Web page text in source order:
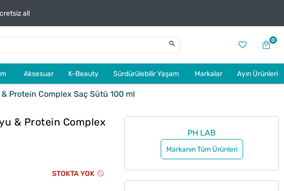
al!
0
Aksesuar K-Beauty Sürdürülebilir Yaşam Markalar Ayın Ürünleri
Protein Complex Saç Sütü 100 ml
& Protein Complex
STOKTA YOK
PH LAB
Markanın Tüm Ürünleri